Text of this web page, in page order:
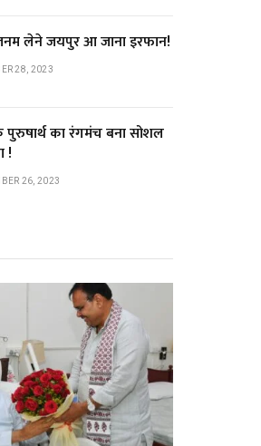
लेने जयपुर आ जाना इरफान!
28, 2023
पुरुषार्थ का रंगमंच बना सोशल
!
26, 2023